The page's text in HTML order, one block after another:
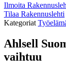
Ilmoita
Tilaa Rakennuslehti
Kategoriat
Ahlsell
vaihtuu